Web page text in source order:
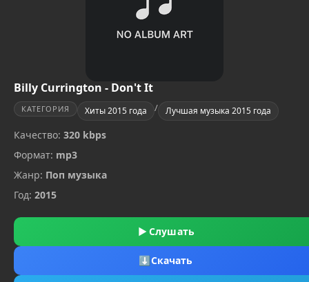
Billy Currington - Don't It
КАТЕГОРИЯ Хиты 2015 года / Лучшая музыка 2015 года
Качество: 320 kbps
Формат: mp3
Жанр: Поп музыка
Год: 2015
▶ Слушать
⬇Скачать